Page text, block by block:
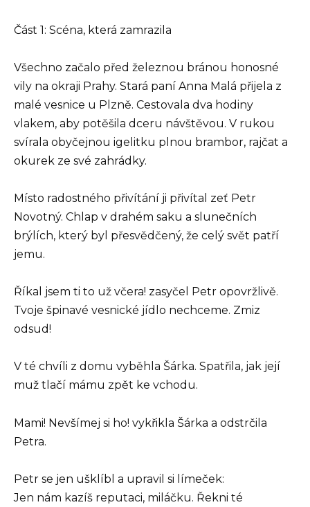
Část 1: Scéna, která zamrazila
Všechno začalo před železnou bránou honosné
vily na okraji Prahy. Stará paní Anna Malá přijela z
malé vesnice u Plzně. Cestovala dva hodiny
vlakem, aby potěšila dceru návštěvou. V rukou
svírala obyčejnou igelitku plnou brambor, rajčat a
okurek ze své zahrádky.
Místo radostného přivítání ji přivítal zeť Petr
Novotný. Chlap v drahém saku a slunečních
brýlích, který byl přesvědčený, že celý svět patří
jemu.
Říkal jsem ti to už včera! zasyčel Petr opovržlivě.
Tvoje špinavé vesnické jídlo nechceme. Zmiz
odsud!
V té chvíli z domu vyběhla Šárka. Spatřila, jak její
muž tlačí mámu zpět ke vchodu.
Mami! Nevšímej si ho! vykřikla Šárka a odstrčila
Petra.
Petr se jen ušklíbl a upravil si límeček:
Jen nám kazíš reputaci, miláčku. Řekni té